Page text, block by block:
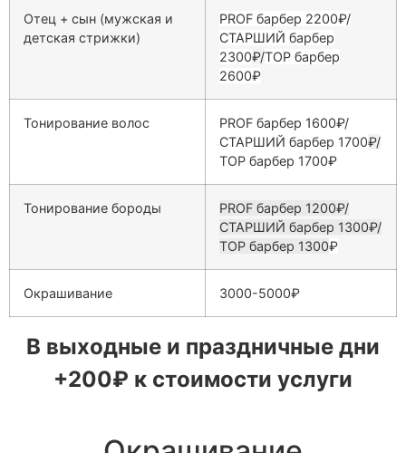
Отец + сын (мужская и
детская стрижки)
PROF барбер 2200₽/
СТАРШИЙ барбер
2300₽/ТОP барбер
2600₽
Тонирование волос
PROF барбер 1600₽/
СТАРШИЙ барбер 1700₽/
ТОP барбер 1700₽
Тонирование бороды
PROF барбер 1200₽/
СТАРШИЙ барбер 1300₽/
ТОP барбер 1300₽
Окрашивание 3000-5000₽
В выходные и праздничные дни
+200₽ к стоимости услуги